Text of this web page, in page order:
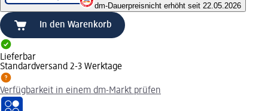
dm-Dauerpreisnicht erhöht seit 22.05.2026
In den Warenkorb
Lieferbar
Standardversand 2-3 Werktage
Verfügbarkeit in einem dm-Markt prüfen